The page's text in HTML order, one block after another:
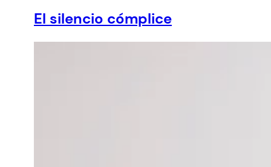
El silencio cómplice